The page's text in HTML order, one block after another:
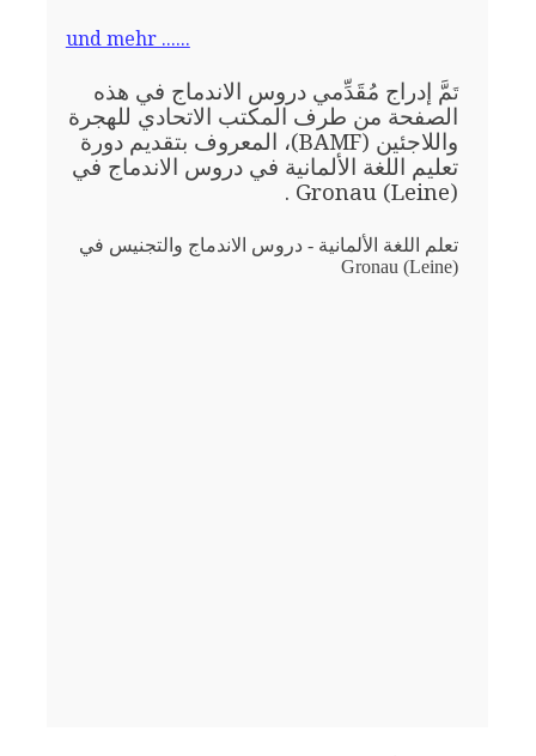
und mehr ......
تَمَّ إدراج مُقَدِّمي دروس الاندماج في هذه
الصفحة من طرف المكتب الاتحادي للهجرة
واللاجئين (BAMF)، المعروف بتقديم دورة
تعليم اللغة الألمانية في دروس الاندماج في
Gronau (Leine) .
تعلم اللغة الألمانية - دروس الاندماج والتجنيس في
Gronau (Leine)